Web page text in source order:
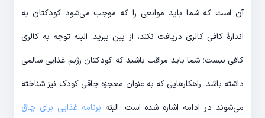
آن است که شما باید موانعی را که موجب می‌شود کودکتان به
اندازۀ کافی کالری دریافت نکند، از بین ببرید. البته توجه به کالری
کافی نیست؛ شما باید مراقب باشید که کودکتان رژیم غذایی سالمی
داشته باشد. راهکارهایی که به عنوان معجزه چاقی کودک نیز شناخته
می‌شوند در ادامه اشاره شده است. البته برنامه غذایی برای چاق